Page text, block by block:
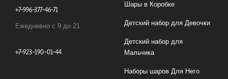
+7-996-377-46-71
Ежедневно с 9 до 21
+7-923-190-01-44
Шары в Коробке
Детский набор для Девочки
Детский набор для
Мальчика
Наборы шаров Для Него